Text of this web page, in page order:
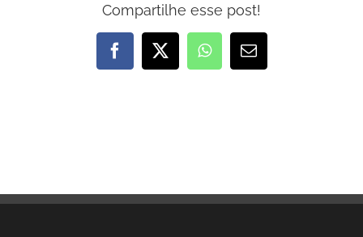
Compartilhe esse post!
Facebook
X WhatsApp
E-
mail